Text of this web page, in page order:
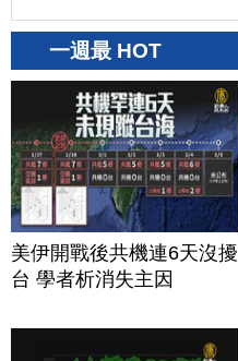
一週最 HOT
美伊開戰後共機連6天沒擾
台 學者析消失主因